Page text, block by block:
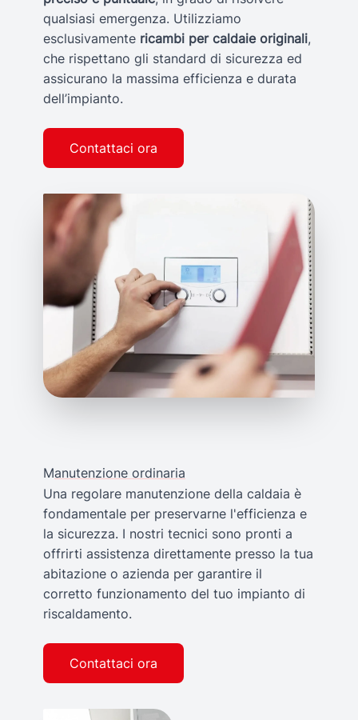
qualsiasi emergenza. Utilizziamo
esclusivamente ricambi per caldaie originali,
che rispettano gli standard di sicurezza ed
assicurano la massima efficienza e durata
dell’impianto.
Contattaci ora
Manutenzione ordinaria
Una regolare manutenzione della caldaia è
fondamentale per preservarne l'efficienza e
la sicurezza. I nostri tecnici sono pronti a
offrirti assistenza direttamente presso la tua
abitazione o azienda per garantire il
corretto funzionamento del tuo impianto di
riscaldamento.
Contattaci ora